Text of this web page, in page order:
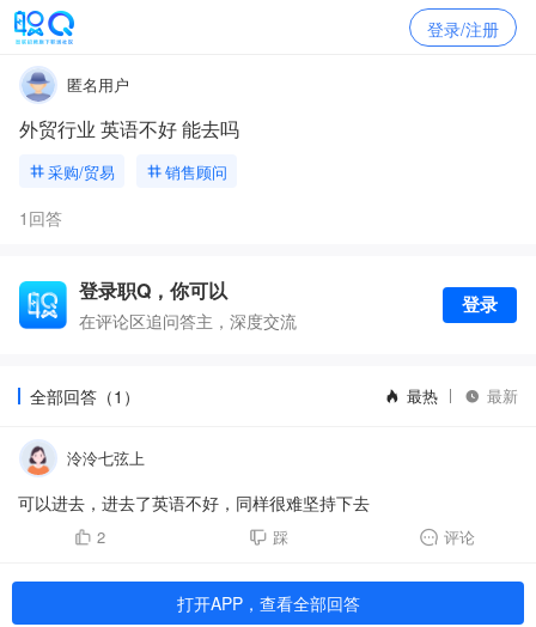
登录/注册
匿名用户
外贸行业 英语不好 能去吗
采购/贸易 销售顾问
1回答
登录职Q，你可以
在评论区追问答主，深度交流
登录
全部回答（1） 最热 最新
泠泠七弦上
可以进去，进去了英语不好，同样很难坚持下去
2 踩 评论
打开APP，查看全部回答